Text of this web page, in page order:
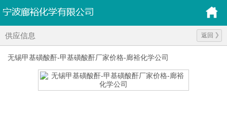
供应信息 返回
无锡甲基磺酸酐-甲基磺酸酐厂家价格-廊裕化学公司